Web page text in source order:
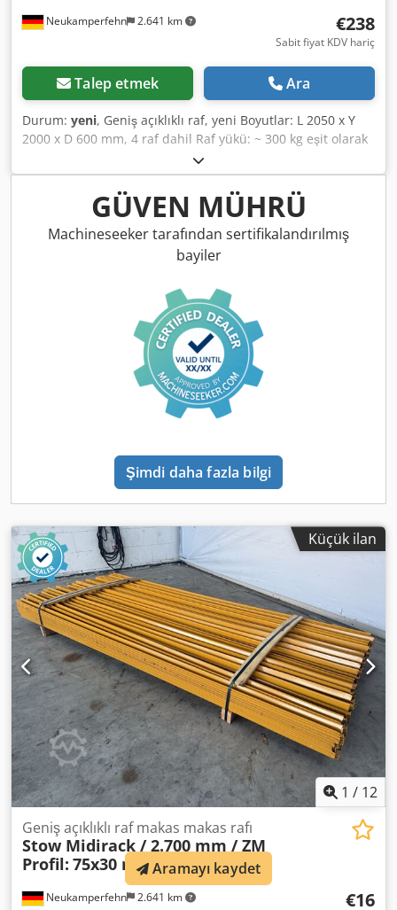
Neukamperfehn 2.641 km €238
Sabit fiyat KDV hariç
Talep etmek Ara
Durum: yeni, Geniş açıklıklı raf, yeni Boyutlar: L 2050 x Y
2000 x D 600 mm, 4 raf dahil Raf yükü: ~ 300 kg eşit olarak
dağıtılmış yük ile # - # - # - # - # - # - # - # - # - # - # - # - #
- # - # - # - # - # Temel raf şunlardan oluşur: 2x raf
sehpası, 600x2000mm demonte değil, çapraz ve diyagonal
destekler dahil, plastik taban plakaları 8x traversler 1950
mm, Kilitleme pimleri dahil 4x raflar yaklaşık 1940x545mm
, kalınlık: 22 mm Djdpfxjcfb Abj Akiock
GÜVEN MÜHRÜ
Machineseeker tarafından sertifikalandırılmış
bayiler
Şimdi daha fazla bilgi
Küçük ilan
1 / 12
Neukamperfehn 2.641 km
Geniş açıklıklı raf makas makas rafı
Stow Midirack / 2.700 mm / ZM
Profil: 75x30 mm / gelb
€16
Aramayı kaydet